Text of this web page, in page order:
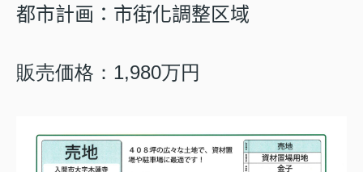
都市計画：市街化調整区域
販売価格：1,980万円